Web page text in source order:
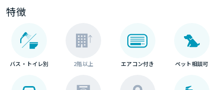
特徴
バス・トイレ別 2階以上 エアコン付き ペット相談可